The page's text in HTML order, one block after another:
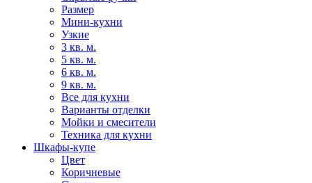
Размер
Мини-кухни
Узкие
3 кв. м.
5 кв. м.
6 кв. м.
9 кв. м.
Все для кухни
Варианты отделки
Мойки и смесители
Техника для кухни
Шкафы-купе
Цвет
Коричневые